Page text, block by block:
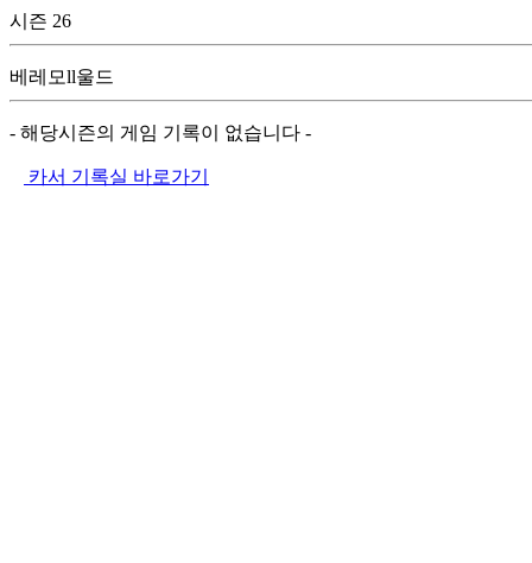
시즌 26
베레모ll울드
- 해당시즌의 게임 기록이 없습니다 -
카서 기록실 바로가기